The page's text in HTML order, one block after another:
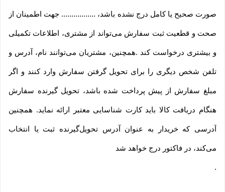
صورت صحیح یا کامل درج نشده باشد، ................. جهت اطمینان از
صحت و قطعیت ثبت سفارش می‌تواند از مشتری، اطلاعات تکمیلی
و بیشتری درخواست کند .همچنین، مشتریان می‌توانند نام، آدرس و
تلفن شخص دیگری را برای تحویل گرفتن سفارش وارد کنند و اگر
مبلغ سفارش از پیش پرداخت شده باشد، تحویل گیرنده سفارش
هنگام دریافت کالا باید کارت شناسایی معتبر ارائه نماید. همچنین
آدرسی که خریدار به عنوان آدرس تحویل‌گیرنده ثبت یا انتخاب
می‌کند، در فاکتور درج خواهد شد
.